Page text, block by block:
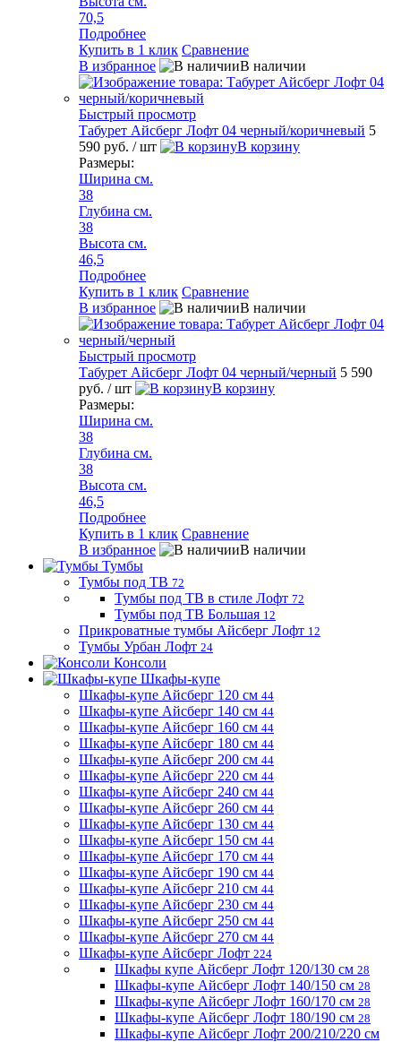
70,5
Подробнее
Купить в 1 клик Сравнение
В избранное
В наличии
Быстрый просмотр
Табурет Айсберг Лофт 04 черный/коричневый 5
590 руб. / шт
В корзину
Размеры:
Ширина см.
38
Глубина см.
38
Высота см.
46,5
Подробнее
Купить в 1 клик Сравнение
В избранное
В наличии
Быстрый просмотр
Табурет Айсберг Лофт 04 черный/черный 5 590
руб. / шт
В корзину
Размеры:
Ширина см.
38
Глубина см.
38
Высота см.
46,5
Подробнее
Купить в 1 клик Сравнение
В избранное
В наличии
Тумбы
Тумбы под ТВ 72
Тумбы под ТВ в стиле Лофт 72
Тумбы под ТВ Большая 12
Прикроватные тумбы Айсберг Лофт 12
Тумбы Урбан Лофт 24
Консоли
Шкафы-купе
Шкафы-купе Айсберг 120 см 44
Шкафы-купе Айсберг 140 см 44
Шкафы-купе Айсберг 160 см 44
Шкафы-купе Айсберг 180 см 44
Шкафы-купе Айсберг 200 см 44
Шкафы-купе Айсберг 220 см 44
Шкафы-купе Айсберг 240 см 44
Шкафы-купе Айсберг 260 см 44
Шкафы-купе Айсберг 130 см 44
Шкафы-купе Айсберг 150 см 44
Шкафы-купе Айсберг 170 см 44
Шкафы-купе Айсберг 190 см 44
Шкафы-купе Айсберг 210 см 44
Шкафы-купе Айсберг 230 см 44
Шкафы-купе Айсберг 250 см 44
Шкафы-купе Айсберг 270 см 44
Шкафы-купе Айсберг Лофт 224
Шкафы купе Айсберг Лофт 120/130 см 28
Шкафы-купе Айсберг Лофт 140/150 см 28
Шкафы-купе Айсберг Лофт 160/170 см 28
Шкафы-купе Айсберг Лофт 180/190 см 28
Шкафы-купе Айсберг Лофт 200/210/220 см